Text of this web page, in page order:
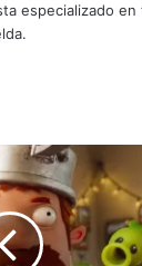
especializado